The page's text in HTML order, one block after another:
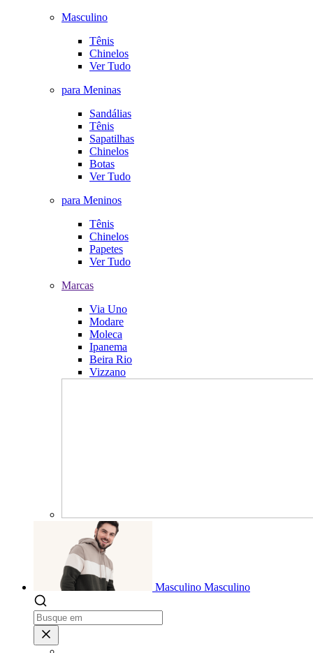
Masculino
Tênis
Chinelos
Ver Tudo
para Meninas
Sandálias
Tênis
Sapatilhas
Chinelos
Botas
Ver Tudo
para Meninos
Tênis
Chinelos
Papetes
Ver Tudo
Marcas
Via Uno
Modare
Moleca
Ipanema
Beira Rio
Vizzano
Masculino Masculino